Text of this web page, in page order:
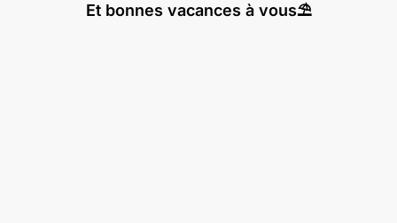
Et bonnes vacances à vous⛱️